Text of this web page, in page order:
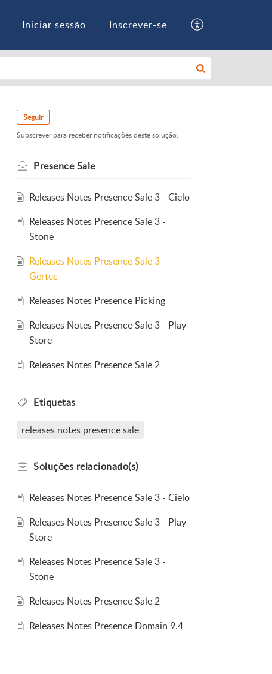
Iniciar sessão Inscrever-se
Seguir
Subscrever para receber notificações deste solução.
Presence Sale
Releases Notes Presence Sale 3 - Cielo
Releases Notes Presence Sale 3 -
Stone
Releases Notes Presence Sale 3 -
Gertec
Releases Notes Presence Picking
Releases Notes Presence Sale 3 - Play
Store
Releases Notes Presence Sale 2
Etiquetas
releases notes presence sale
Soluções relacionado(s)
Releases Notes Presence Sale 3 - Cielo
Releases Notes Presence Sale 3 - Play
Store
Releases Notes Presence Sale 3 -
Stone
Releases Notes Presence Sale 2
Releases Notes Presence Domain 9.4